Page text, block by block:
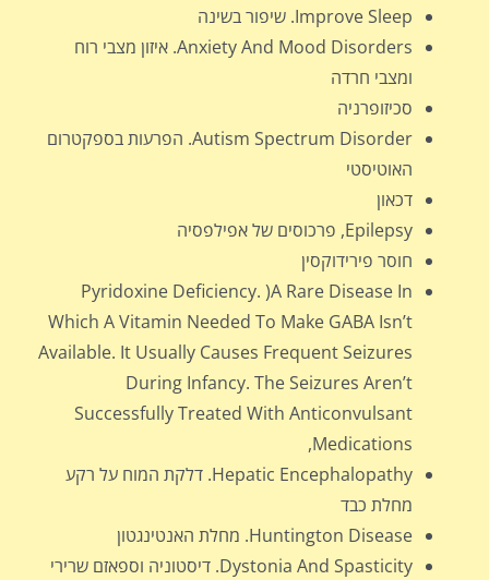
Improve Sleep. שיפור בשינה
Anxiety And Mood Disorders. איזון מצבי רוח
ומצבי חרדה
סכיזופרניה
Autism Spectrum Disorder. הפרעות בספקטרום
האוטיסטי
דכאון
Epilepsy, פרכוסים של אפילפסיה
חוסר פירידוקסין
Pyridoxine Deficiency. )A Rare Disease In
Which A Vitamin Needed To Make GABA Isn’t
Available. It Usually Causes Frequent Seizures
During Infancy. The Seizures Aren’t
Successfully Treated With Anticonvulsant
Medications,
Hepatic Encephalopathy. דלקת המוח על רקע
מחלת כבד
Huntington Disease. מחלת האנטינגטון
Dystonia And Spasticity. דיסטוניה וספאזם שרירי